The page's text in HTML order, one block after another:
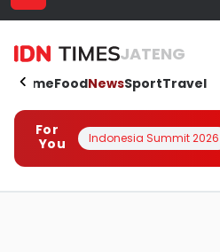
JATENG
HomeFoodNewsSportTravel
For
You
Indonesia Summit 2026